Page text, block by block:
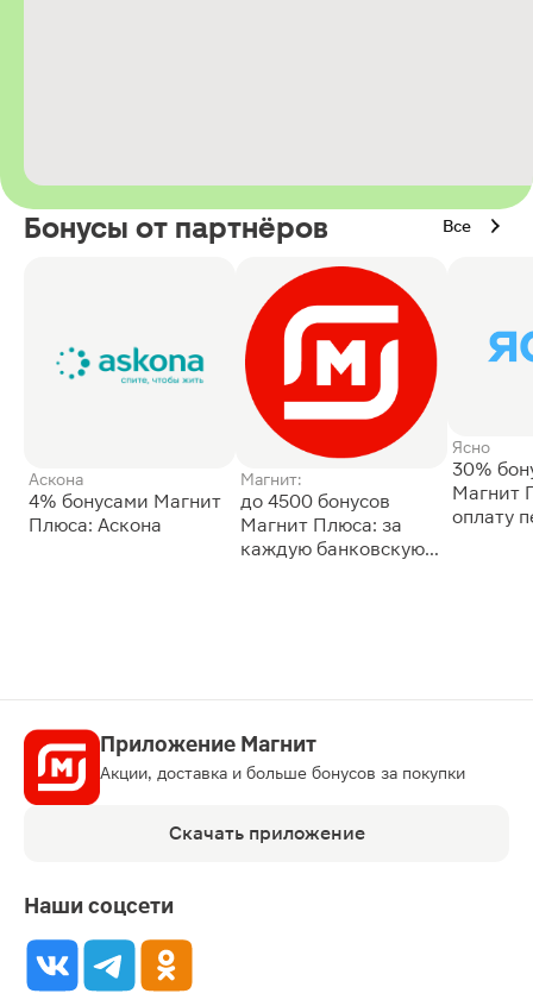
Бонусы от партнёров Все
Аскона
4% бонусами Магнит
Плюса: Аскона
Магнит:
до 4500 бонусов
Магнит Плюса: за
каждую банковскую
Ясно
30%
Магнит
оплату
Приложение Магнит
Акции, доставка и больше бонусов за покупки
Скачать приложение
Наши соцсети